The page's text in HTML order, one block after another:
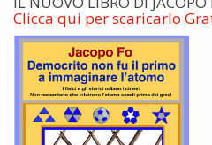
Clicca qui per scaricarlo